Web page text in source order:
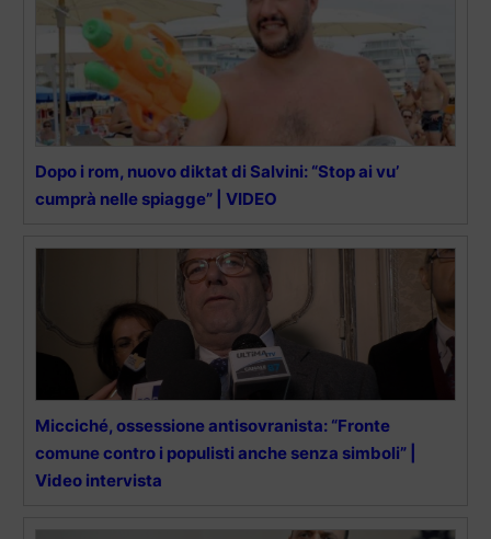
Dopo i rom, nuovo diktat di Salvini: “Stop ai vu’
cumprà nelle spiagge” | VIDEO
Micciché, ossessione antisovranista: “Fronte
comune contro i populisti anche senza simboli” |
Video intervista